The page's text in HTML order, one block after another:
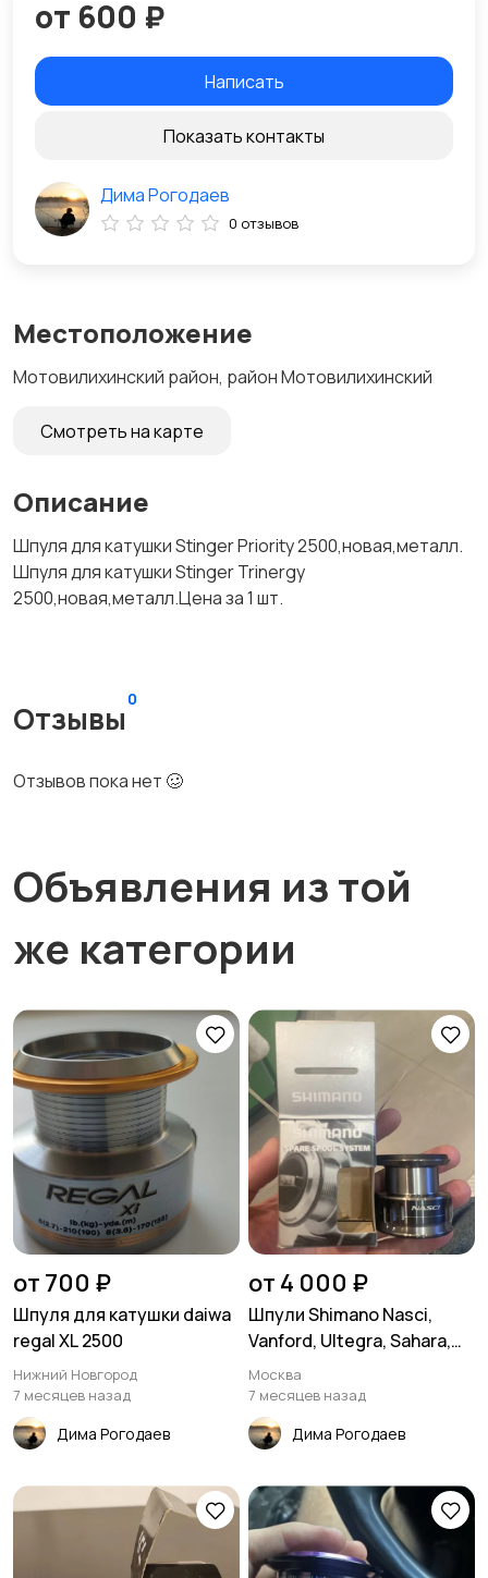
Местоположение
Мотовилихинский район, район Мотовилихинский
Смотреть на карте
Описание
Шпуля для катушки Stinger Priority 2500,новая,металл.
Шпуля для катушки Stinger Trinergy
2500,новая,металл.Цена за 1 шт.
Отзывы
0
Отзывов пока нет 🥴
от 600 ₽
Написать
Показать контакты
Дима Рогодаев
0 отзывов
Объявления из той
же категории
от 700 ₽
Шпуля для катушки daiwa
regal XL 2500
Нижний Новгород
7 месяцев назад
Дима Рогодаев
от 4 000 ₽
Шпули Shimano Nasci,
Vanford, Ultegra, Sahara,
Sta
Москва
7 месяцев назад
Дима Рогодаев